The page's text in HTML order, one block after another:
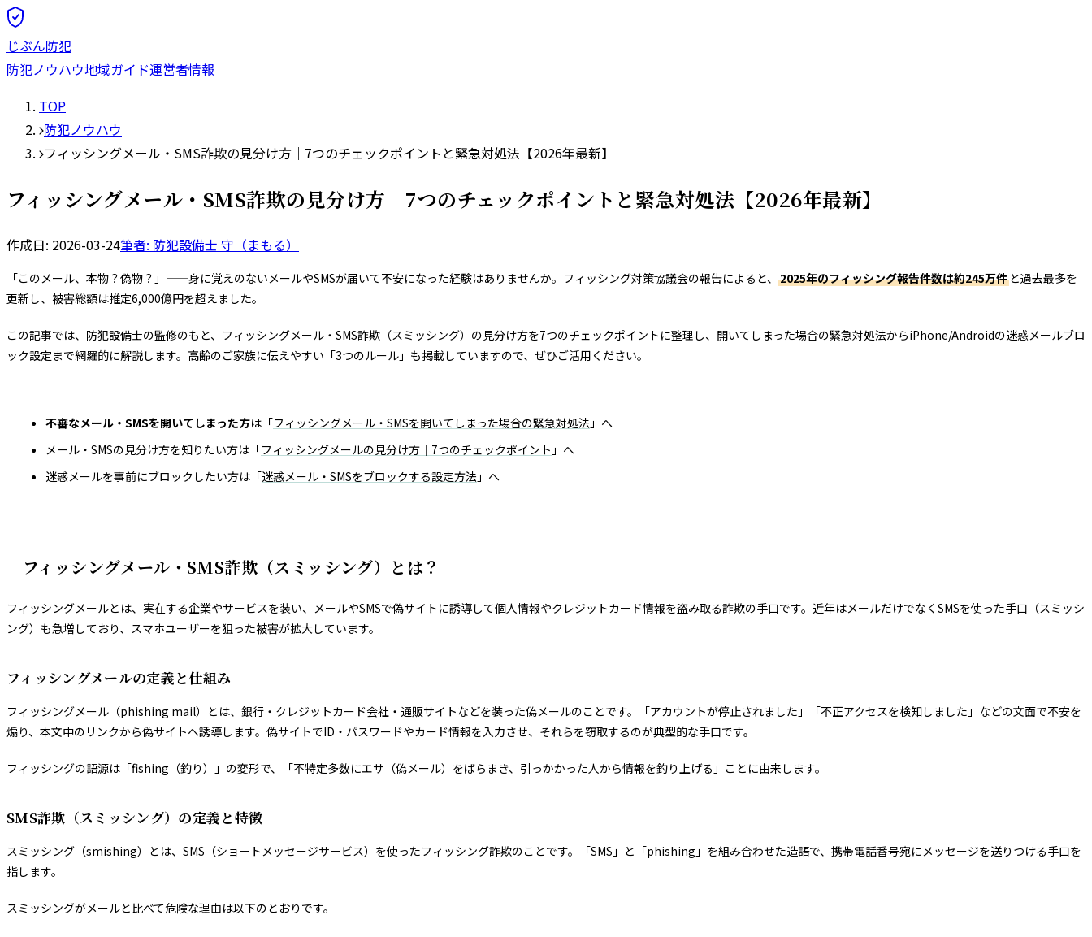
じぶん防犯
防犯ノウハウ地域ガイド運営者情報
TOP
防犯ノウハウ
フィッシングメール・SMS詐欺の見分け方｜7つのチェックポイントと緊急対処法【2026年最新】
フィッシングメール・SMS詐欺の見分け方｜7つのチェックポイントと緊急対処法【2026年最新】
作成日: 2026-03-24筆者: 防犯設備士 守（まもる）
「このメール、本物？偽物？」——身に覚えのないメールやSMSが届いて不安になった経験はありませんか。フィッシング対策協議会の報告によると、 2025年のフィッシング報告件数は約245万件 と過去最多を
更新し、被害総額は推定6,000億円を超えました。
この記事では、 防犯設備士の監修のもと、フィッシングメール・SMS詐欺（スミッシング）の見分け方を7つのチェックポイントに整理し、開いてしまった場合の緊急対処法からiPhone/Androidの迷惑メールブロ
ック設定まで網羅的に解説します。高齢のご家族に伝えやすい「3つのルール」も掲載していますので、ぜひご活用ください。
不審なメール・SMSを開いてしまった方は「フィッシングメール・SMSを開いてしまった場合の緊急対処法 」へ
メール・SMSの見分け方を知りたい方は「フィッシングメールの見分け方｜7つのチェックポイント 」へ
迷惑メールを事前にブロックしたい方は「迷惑メール・SMSをブロックする設定方法 」へ
フィッシングメール・SMS詐欺（スミッシング）とは？
フィッシングメールとは、実在する企業やサービスを装い、メールやSMSで偽サイトに誘導して個人情報やクレジットカード情報を盗み取る詐欺の手口です。近年はメールだけでなくSMSを使った手口（スミッシ
ング）も急増しており、スマホユーザーを狙った被害が拡大しています。
フィッシングメールの定義と仕組み
フィッシングメール（phishing mail）とは、銀行・クレジットカード会社・通販サイトなどを装った偽メールのことです。「アカウントが停止されました」「不正アクセスを検知しました」などの文面で不安を
煽り、本文中のリンクから偽サイトへ誘導します。偽サイトでID・パスワードやカード情報を入力させ、それらを窃取するのが典型的な手口です。
フィッシングの語源は「fishing（釣り）」の変形で、「不特定多数にエサ（偽メール）をばらまき、引っかかった人から情報を釣り上げる」ことに由来します。
SMS詐欺（スミッシング）の定義と特徴
スミッシング（smishing）とは、SMS（ショートメッセージサービス）を使ったフィッシング詐欺のことです。「SMS」と「phishing」を組み合わせた造語で、携帯電話番号宛にメッセージを送りつける手口を
指します。
スミッシングがメールと比べて危険な理由は以下のとおりです。